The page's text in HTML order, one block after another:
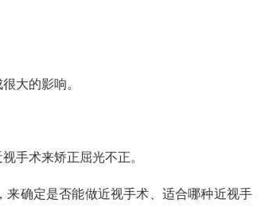
大的影响。
手术来矫正屈光不正。
确定是否能做近视手术、适合哪种近视手